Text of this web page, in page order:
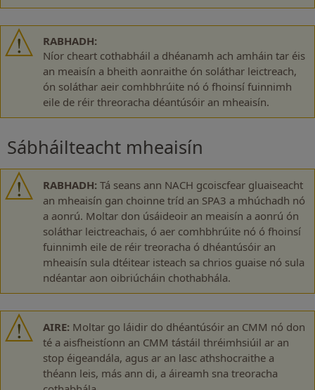
RABHADH:
Níor cheart cothabháil a dhéanamh ach amháin tar éis
an meaisín a bheith aonraithe ón soláthar leictreach,
ón soláthar aeir comhbhrúite nó ó fhoinsí fuinnimh
eile de réir threoracha déantúsóir an mheaisín.
Sábháilteacht mheaisín
RABHADH: Tá seans ann NACH gcoiscfear gluaiseacht
an mheaisín gan choinne tríd an SPA3 a mhúchadh nó
a aonrú. Moltar don úsáideoir an meaisín a aonrú ón
soláthar leictreachais, ó aer comhbhrúite nó ó fhoinsí
fuinnimh eile de réir treoracha ó dhéantúsóir an
mheaisín sula dtéitear isteach sa chrios guaise nó sula
ndéantar aon oibriúcháin chothabhála.
AIRE: Moltar go láidir do dhéantúsóir an CMM nó don
té a aisfheistíonn an CMM tástáil thréimhsiúil ar an
stop éigeandála, agus ar an lasc athshocraithe a
théann leis, más ann di, a áireamh sna treoracha